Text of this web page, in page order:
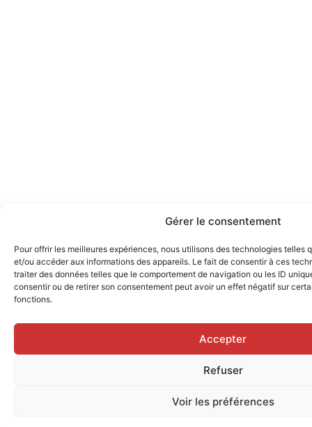
Gérer le consentement
Pour offrir les meilleures expériences, nous utilisons des technologies telles
et/ou accéder aux informations des appareils. Le fait de consentir à ces
traiter des données telles que le comportement de navigation ou les ID
consentir ou de retirer son consentement peut avoir un effet négatif sur
fonctions.
Accepter
Refuser
Voir les préférences